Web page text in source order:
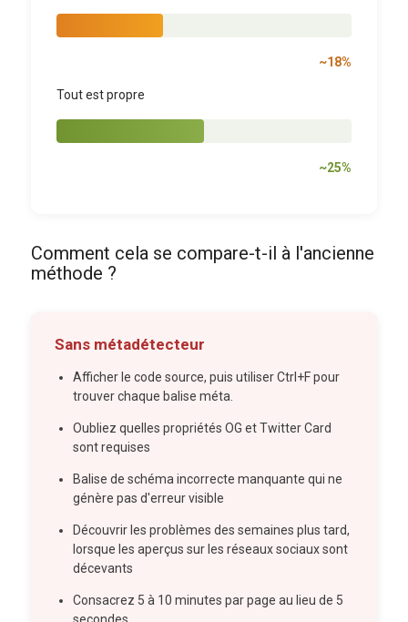
~18%
Tout est propre
~25%
Comment cela se compare-t-il à l'ancienne
méthode ?
Sans métadétecteur
Afficher le code source, puis utiliser Ctrl+F pour
trouver chaque balise méta.
Oubliez quelles propriétés OG et Twitter Card
sont requises
Balise de schéma incorrecte manquante qui ne
génère pas d'erreur visible
Découvrir les problèmes des semaines plus tard,
lorsque les aperçus sur les réseaux sociaux sont
décevants
Consacrez 5 à 10 minutes par page au lieu de 5
secondes.